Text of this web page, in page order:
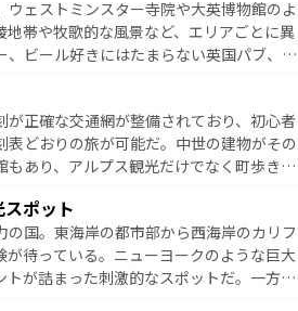
ェストミンスター寺院や大英博物館のよ
帯や牧歌的な風景など、エリアごとに異
ビール好きにはたまらない英国パブ、サ
正確な交通網が整備されており、初心者
どおりの旅が可能だ。中世の建物がその
あり、アルプス観光だけでなく町歩きも
しむこともできる。 なお、新着
ポット
国。東海岸の都市部から西海岸のカリフ
待っている。ニューヨークのような巨大
が詰まった刺激的なスポットだ。一方、